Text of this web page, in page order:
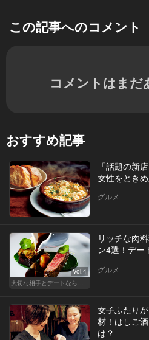
この記事へのコメント
コメントはまだ
おすすめ記事
「話題の新
女性をとき
グルメ
Vol.4
大切な相手とデートなら、ホテルのホスピタリティを味わえるリッチなデート
リッチな肉
ン4選！デー
グルメ
女子ふたり
材！はしご
は？